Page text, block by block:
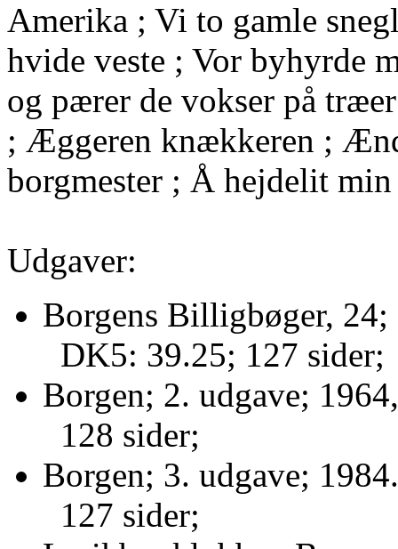
Amerika ; Vi to gamle
hvide veste ; Vor byhyrde
og pærer de vokser på
; Æggeren knækkeren ;
borgmester ; Å hejdelit
Udgaver:
Borgens Billigbøger,
DK5: 39.25; 127 sider;
Borgen; 2. udgave;
128 sider;
Borgen; 3. udgave; 1984.
127 sider;